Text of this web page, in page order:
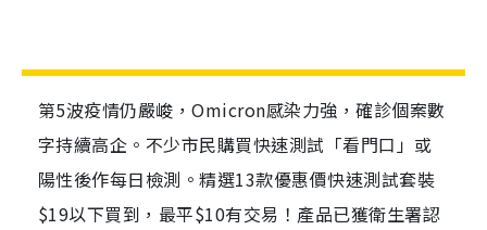
第5波疫情仍嚴峻，Omicron感染力強，確診個案數
字持續高企。不少市民購買快速測試「看門口」或
陽性後作每日檢測。精選13款優惠價快速測試套裝
$19以下買到，最平$10有交易！產品已獲衛生署認